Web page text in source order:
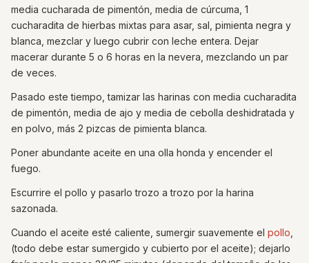
media cucharada de pimentón, media de cúrcuma, 1
cucharadita de hierbas mixtas para asar, sal, pimienta negra y
blanca, mezclar y luego cubrir con leche entera. Dejar
macerar durante 5 o 6 horas en la nevera, mezclando un par
de veces.
Pasado este tiempo, tamizar las harinas con media cucharadita
de pimentón, media de ajo y media de cebolla deshidratada y
en polvo, más 2 pizcas de pimienta blanca.
Poner abundante aceite en una olla honda y encender el
fuego.
Escurrire el pollo y pasarlo trozo a trozo por la harina
sazonada.
Cuando el aceite esté caliente, sumergir suavemente el pollo
(todo debe estar sumergido y cubierto por el aceite); dejarlo